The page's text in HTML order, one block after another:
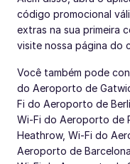
código promocional
extras na sua primeira
visite nossa página do
Você também pode
do Aeroporto de
Fi do Aeroporto de
Wi-Fi do Aeroporto de
Heathrow, Wi-Fi do
Aeroporto de